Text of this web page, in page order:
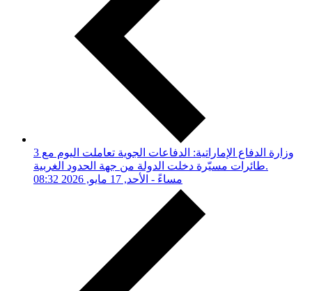
وزارة الدفاع الإماراتية: الدفاعات الجوية تعاملت اليوم مع 3
طائرات مسيّرة دخلت الدولة من جهة الحدود الغربية.
08:32 مساءً - الأحد, 17 مايو, 2026